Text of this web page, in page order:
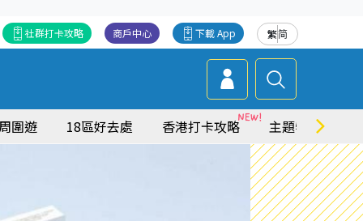
繁简
下載 App
商戶中心
社群打卡攻略
圍遊 18區好去處 香港打卡攻略 主題特集